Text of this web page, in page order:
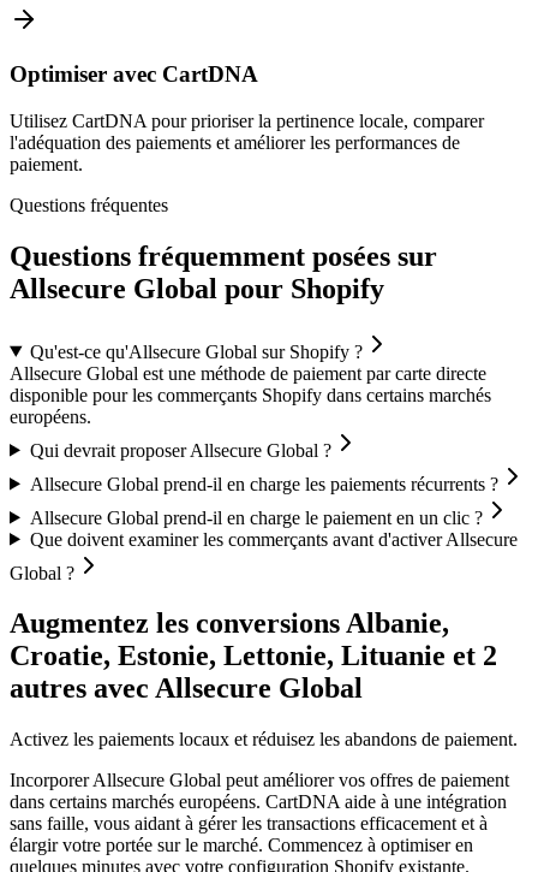
Optimiser avec CartDNA
Utilisez CartDNA pour prioriser la pertinence locale, comparer
l'adéquation des paiements et améliorer les performances de
paiement.
Questions fréquentes
Questions fréquemment posées sur
Allsecure Global pour Shopify
Qu'est-ce qu'Allsecure Global sur Shopify ?
Allsecure Global est une méthode de paiement par carte directe
disponible pour les commerçants Shopify dans certains marchés
européens.
Qui devrait proposer Allsecure Global ?
Allsecure Global prend-il en charge les paiements récurrents ?
Allsecure Global prend-il en charge le paiement en un clic ?
Que doivent examiner les commerçants avant d'activer Allsecure
Global ?
Augmentez les conversions Albanie,
Croatie, Estonie, Lettonie, Lituanie et 2
autres avec Allsecure Global
Activez les paiements locaux et réduisez les abandons de paiement.
Incorporer Allsecure Global peut améliorer vos offres de paiement
dans certains marchés européens. CartDNA aide à une intégration
sans faille, vous aidant à gérer les transactions efficacement et à
élargir votre portée sur le marché. Commencez à optimiser en
quelques minutes avec votre configuration Shopify existante.